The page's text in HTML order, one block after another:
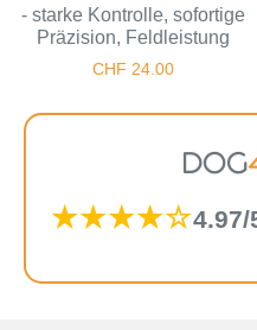
- starke Kontrolle, sofortige
Präzision, Feldleistung
CHF 24.00
DOG
★★★★☆4.97/